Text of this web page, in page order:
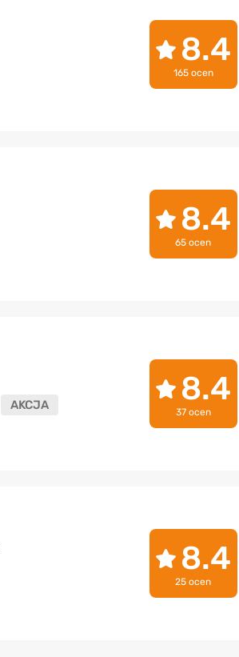
8.4
165 ocen
8.4
65 ocen
AKCJA 8.4
37 ocen
8.4
25 ocen